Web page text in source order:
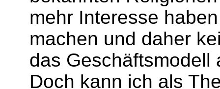
mehr Interesse
machen und daher
das Geschäftsmodell
Doch kann ich als